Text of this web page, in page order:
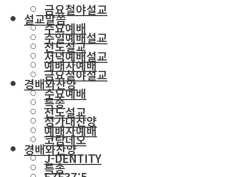
금요철야설교
수요예배
전도설교
예배자예배
경배와찬양
특송
성가대찬양
코람데오
J-DENTITY
설교말씀
주일예배설교
저녁예배설교
금요철야설교
수요예배
전도설교
예배자예배
경배와찬양
특송